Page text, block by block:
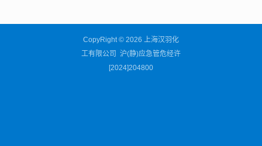
CopyRight © 2026 上海汉羽化
工有限公司 沪(静)应急管危经许
[2024]204800